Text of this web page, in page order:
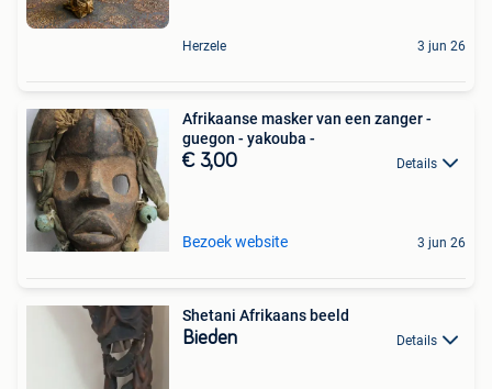
Herzele 3 jun 26
Afrikaanse masker van een zanger -
guegon - yakouba -
€ 3,00 Details
Bezoek website 3 jun 26
Shetani Afrikaans beeld
Bieden Details